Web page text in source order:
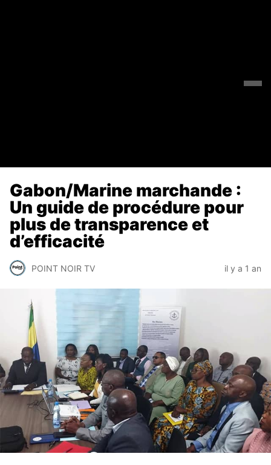
Gabon/Marine marchande :
Un guide de procédure pour
plus de transparence et
d’efficacité
POINT NOIR TV il y a 1 an